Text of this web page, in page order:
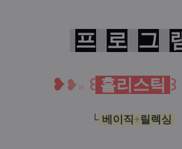
프 로 그
❥❥» ꒰ 홀리스틱 ꒱
└베이직 +릴렉싱